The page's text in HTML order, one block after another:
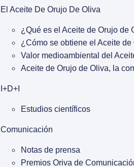
El Aceite De Orujo De Oliva
¿Qué es el Aceite de Orujo de
¿Cómo se obtiene el Aceite
Valor medioambiental del
Aceite de Orujo de Oliva, la
I+D+I
Estudios científicos
Comunicación
Notas de prensa
Premios Oriva de